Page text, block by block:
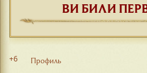
ВИ БИЛИ
+6 Профиль